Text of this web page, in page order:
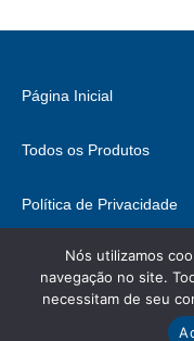
Página Inicial
Todos os Produtos
Política de Privacidade
Fale Conosco
© 2026 Brasil Hobbies -
,
Nós utilizamos
navegação no site.
necessitam de seu